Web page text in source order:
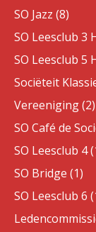
SO Jazz (8)
SO Leesclub 3
SO Leesclub 5
Sociëteit
Vereeniging (2)
SO Café de
SO Leesclub 4
SO Bridge (1)
SO Leesclub 6